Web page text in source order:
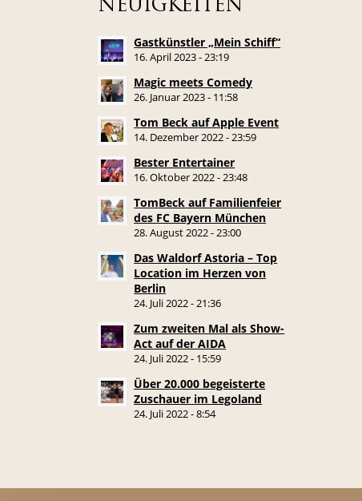
NEUIGKEITEN
Gastkünstler „Mein Schiff“
16. April 2023 - 23:19
Magic meets Comedy
26. Januar 2023 - 11:58
Tom Beck auf Apple Event
14. Dezember 2022 - 23:59
Bester Entertainer
16. Oktober 2022 - 23:48
TomBeck auf Familienfeier
des FC Bayern München
28. August 2022 - 23:00
Das Waldorf Astoria – Top
Location im Herzen von
Berlin
24. Juli 2022 - 21:36
Zum zweiten Mal als Show-
Act auf der AIDA
24. Juli 2022 - 15:59
Über 20.000 begeisterte
Zuschauer im Legoland
24. Juli 2022 - 8:54